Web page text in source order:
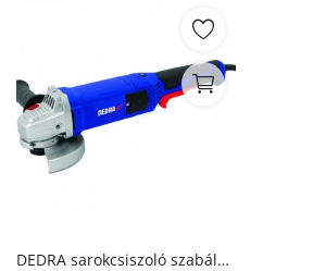
DEDRA sarokcsiszoló szabályozható fordulatszámmal